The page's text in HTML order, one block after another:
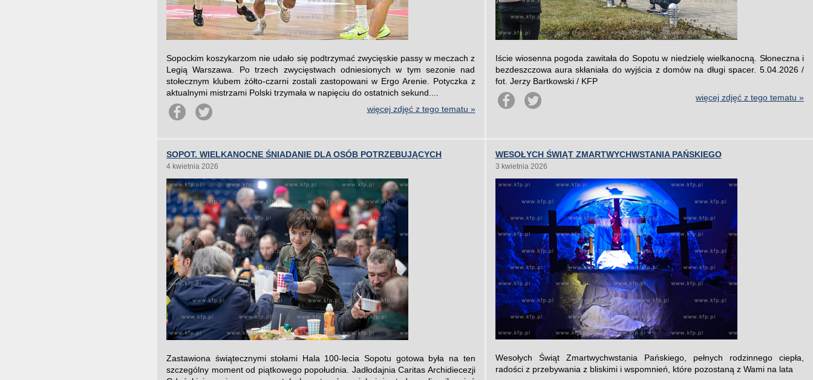
Sopockim koszykarzom nie udało się podtrzymać zwycięskie passy w meczach z
Legią Warszawa. Po trzech zwycięstwach odniesionych w tym sezonie nad
stołecznym klubem żółto-czarni zostali zastopowani w Ergo Arenie. Potyczka z
aktualnymi mistrzami Polski trzymała w napięciu do ostatnich sekund....
więcej zdjęć z tego tematu »
Iście wiosenna pogoda zawitała do Sopotu w niedzielę wielkanocną. Słoneczna i
bezdeszczowa aura skłaniała do wyjścia z domów na długi spacer. 5.04.2026 /
fot. Jerzy Bartkowski / KFP
więcej zdjęć z tego tematu »
SOPOT. WIELKANOCNE ŚNIADANIE DLA OSÓB POTRZEBUJĄCYCH
4 kwietnia 2026
Zastawiona świątecznymi stołami Hala 100-lecia Sopotu gotowa była na ten
szczególny moment od piątkowego popołudnia. Jadłodajnia Caritas Archidiecezji
WESOŁYCH ŚWIĄT ZMARTWYCHWSTANIA PAŃSKIEGO
3 kwietnia 2026
Wesołych Świąt Zmartwychwstania Pańskiego, pełnych rodzinnego ciepła,
radości z przebywania z bliskimi i wspomnień, które pozostaną z Wami na lata